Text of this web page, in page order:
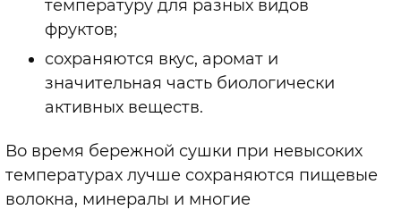
температуру для разных видов
фруктов;
сохраняются вкус, аромат и
значительная часть биологически
активных веществ.
Во время бережной сушки при невысоких
температурах лучше сохраняются пищевые
волокна, минералы и многие